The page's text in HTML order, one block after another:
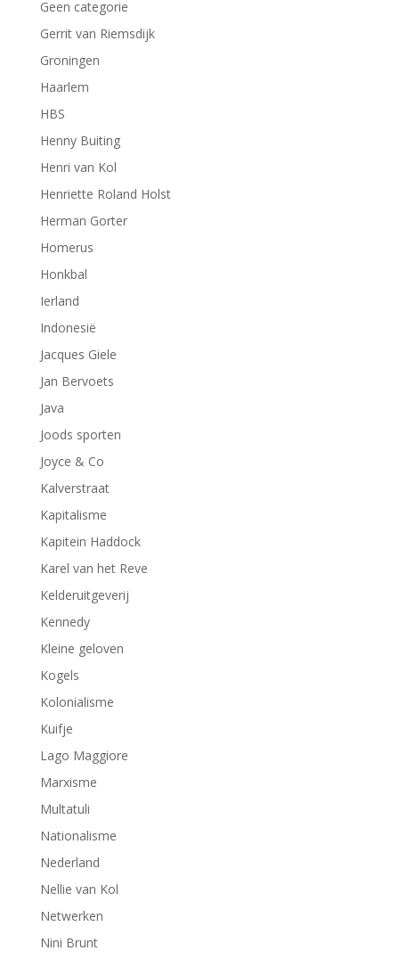
Geen categorie
Gerrit van Riemsdijk
Groningen
Haarlem
HBS
Henny Buiting
Henri van Kol
Henriette Roland Holst
Herman Gorter
Homerus
Honkbal
Ierland
Indonesië
Jacques Giele
Jan Bervoets
Java
Joods sporten
Joyce & Co
Kalverstraat
Kapitalisme
Kapitein Haddock
Karel van het Reve
Kelderuitgeverij
Kennedy
Kleine geloven
Kogels
Kolonialisme
Kuifje
Lago Maggiore
Marxisme
Multatuli
Nationalisme
Nederland
Nellie van Kol
Netwerken
Nini Brunt